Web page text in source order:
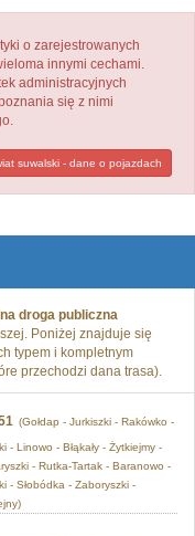
o zarejestrowanych
innymi cechami.
administracyjnych
się z nimi
suwalski - dane o pojazdach
droga publiczna
Poniżej znajduje się
typem i kompletnym
przechodzi dana trasa).
(Gołdap - Jurkiszki - Rakówko -
Linowo - Błąkały - Żytkiejmy -
- Rutka-Tartak - Baranowo -
- Słobódka - Zaboryszki -